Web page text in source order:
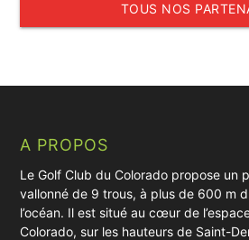
TOUS NOS
A PROPOS
Le Golf Club du Colorado propose un
vallonné de 9 trous, à plus de 600 m
l’océan. Il est situé au cœur de
Colorado, sur les hauteurs de Saint-